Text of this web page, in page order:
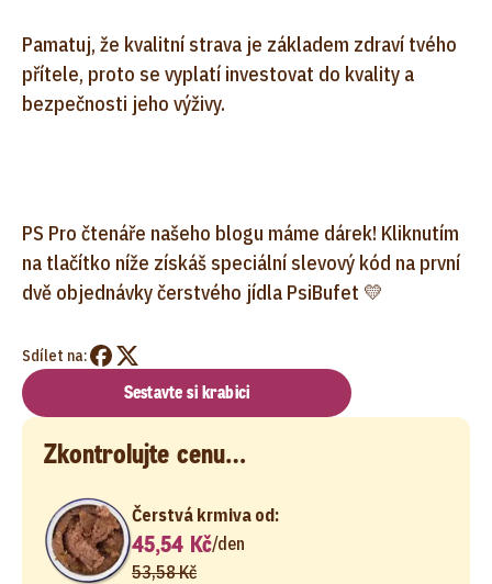
Pamatuj, že kvalitní strava je základem zdraví tvého
přítele, proto se vyplatí investovat do kvality a
bezpečnosti jeho výživy.
PS Pro čtenáře našeho blogu máme dárek! Kliknutím
na tlačítko níže získáš speciální slevový kód na první
dvě objednávky čerstvého jídla PsiBufet 💛
Sdílet na:
Sestavte si krabici
Zkontrolujte cenu…
Čerstvá krmiva od:
45,54 Kč/den
53,58 Kč